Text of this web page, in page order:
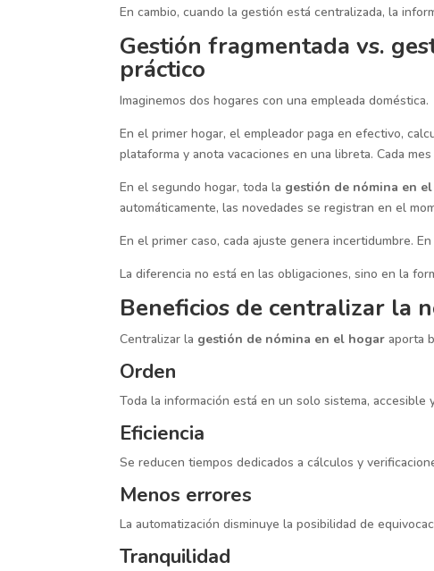
En cambio, cuando la gestión está centralizada, la
Gestión fragmentada vs.
práctico
Imaginemos dos hogares con una empleada doméstica.
En el primer hogar, el empleador paga en efectivo,
plataforma y anota vacaciones en una libreta. Cada
En el segundo hogar, toda la gestión de nómina en
automáticamente, las novedades se registran en el
En el primer caso, cada ajuste genera incertidumbre.
La diferencia no está en las obligaciones, sino en la
Beneficios de centralizar la
Centralizar la gestión de nómina en el hogar aporta
Orden
Toda la información está en un solo sistema, accesible
Eficiencia
Se reducen tiempos dedicados a cálculos y
Menos errores
La automatización disminuye la posibilidad de
Tranquilidad